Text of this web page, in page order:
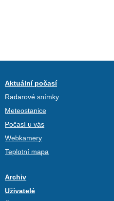
Aktuální počasí
Radarové snímky
Meteostanice
Počasí u vás
Webkamery
Teplotní mapa
Archiv
Uživatelé